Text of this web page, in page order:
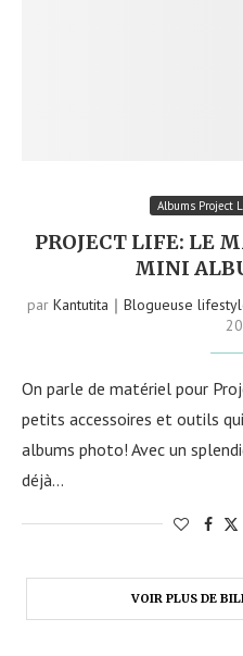
Albums Project
PROJECT LIFE: LE
MINI
par Kantutita｜Blogueuse
On parle de matériel pour
petits accessoires et outils
albums photo! Avec un
déjà…
VOIR PLUS DE